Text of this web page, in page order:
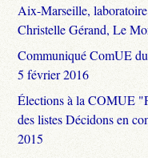
Aix-Marseille,
Christelle Gérand, Le
Communiqué ComUE
5 février 2016
Élections à la COMUE
des listes Décidons en
2015